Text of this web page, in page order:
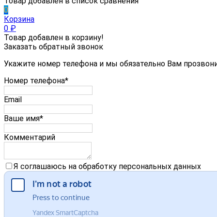
0
Корзина
0 ₽
Товар добавлен в корзину!
Заказать обратный звонок
Укажите номер телефона и мы обязательно Вам
Номер телефона*
Email
Ваше имя*
Комментарий
Я соглашаюсь на обработку персональных данных